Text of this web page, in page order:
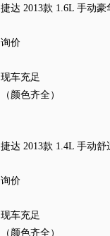
捷达 2013款 1.6L 手动豪
询价
现车充足
（颜色齐全）
捷达 2013款 1.4L 手动舒
询价
现车充足
（颜色齐全）